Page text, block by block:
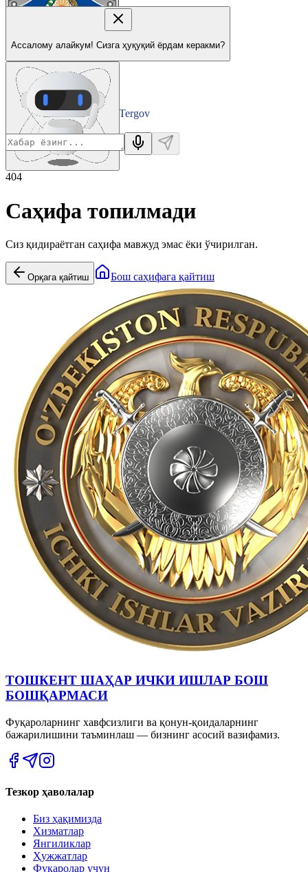
Tergov
Departamenti
Ассалому алайкум! Сизга ҳуқуқий ёрдам керакми?
404
Саҳифа топилмади
Сиз қидираётган саҳифа мавжуд эмас ёки ўчирилган.
Орқага қайтиш Бош саҳифага қайтиш
ТОШКЕНТ ШАҲАР ИЧКИ ИШЛАР БОШ
БОШҚАРМАСИ
Фуқароларнинг хавфсизлиги ва қонун-қоидаларнинг
бажарилишини таъминлаш — бизнинг асосий вазифамиз.
Тезкор ҳаволалар
Биз ҳақимизда
Хизматлар
Янгиликлар
Ҳужжатлар
Фуқаролар учун